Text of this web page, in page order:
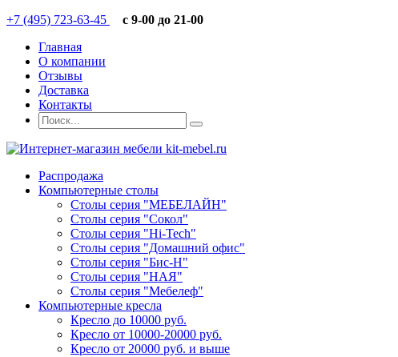
+7 (495) 723-63-45
c 9-00 до 21-00
Главная
О компании
Отзывы
Доставка
Контакты
Распродажа
Компьютерные столы
Столы серия "МЕБЕЛАЙН"
Столы серия "Сокол"
Столы серия "Hi-Tech"
Столы серия "Домашний офис"
Столы серия "Бис-Н"
Столы серия "НАЯ"
Столы серия "Мебелеф"
Компьютерные кресла
Кресло до 10000 руб.
Кресло от 10000-20000 руб.
Кресло от 20000 руб. и выше